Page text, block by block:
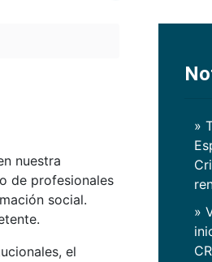
nuestra
de profesionales
social.
el
»
»